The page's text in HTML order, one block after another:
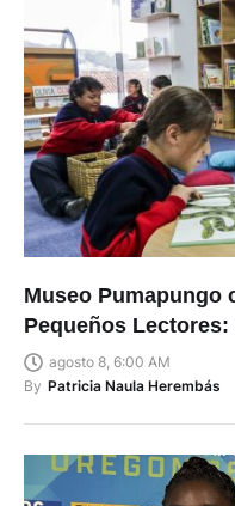
Museo Pumapungo
Pequeños
agosto 8, 6:00 AM
By Patricia Naula Herembás